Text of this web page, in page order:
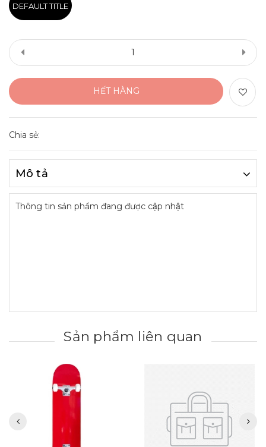
DEFAULT TITLE
HẾT HÀNG
Chia sẻ:
Mô tả
Thông tin sản phẩm đang được cập nhật
Sản phẩm liên quan